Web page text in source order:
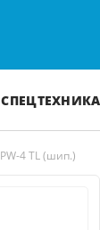
4 TL (шип.)